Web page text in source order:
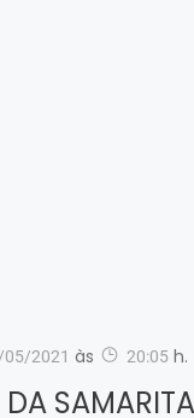
05/2021 às 20:05 h.